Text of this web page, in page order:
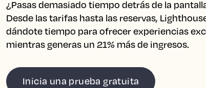
¿Pasas demasiado tiempo detrás de la
Desde las tarifas hasta las reservas,
dándote tiempo para ofrecer experiencias
mientras generas un 21% más de ingresos.
Inicia una prueba gratuita